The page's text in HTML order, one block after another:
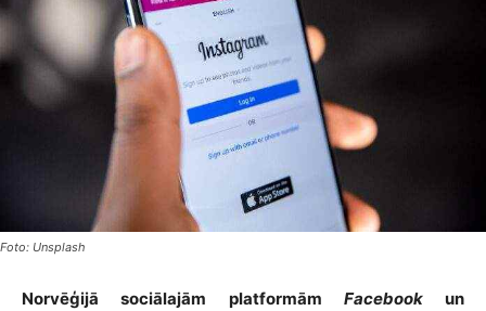
Foto: Unsplash
Norvēģijā sociālajām platformām Facebookun